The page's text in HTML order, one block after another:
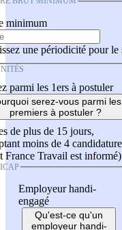
minimum
une périodicité pour le
parmi les 1ers à postuler
serez-vous parmi les
premiers à postuler ?
de plus de 15 jours,
moins de 4
France Travail est informé)
Employeur handi-
engagé
Qu'est-ce qu'un
employeur handi-